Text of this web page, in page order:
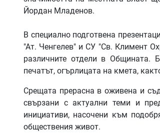
Йордан Младенов.
В специално подготвена
"Ат. Ченгелев" и СУ "Св. Климент
различните отдели в Общината.
печатът, огърлицата на кмета,
Срещата прерасна в оживена и
свързани с актуални теми и
инициативи, насочени към
обществения живот.